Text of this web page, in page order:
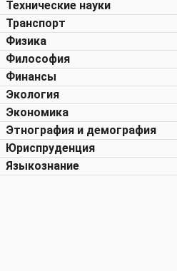
Технические науки
Транспорт
Физика
Философия
Финансы
Экология
Экономика
Этнография и демография
Юриспруденция
Языкознание